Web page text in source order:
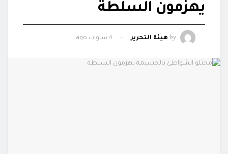
يهزمون السلطة
by هيئة التحرير 4 سنوات ago